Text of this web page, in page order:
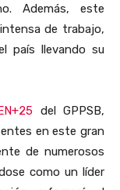
Además, este
de trabajo,
país llevando su
del GPPSB,
en este gran
de numerosos
como un líder